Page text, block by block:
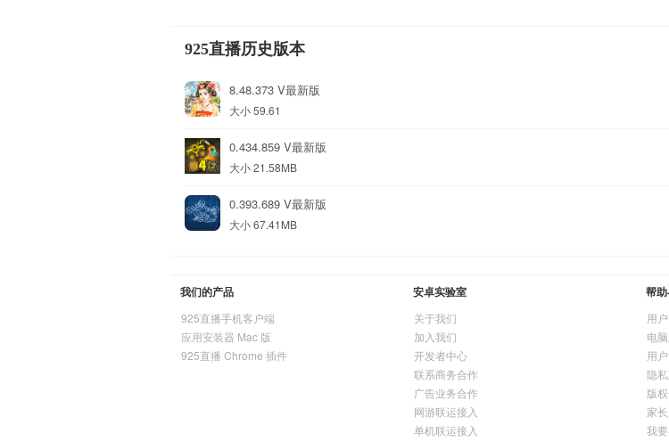
925直播历史版本
8.48.373 V最新版
大小 59.61
0.434.859 V最新版
大小 21.58MB
0.393.689 V最新版
大小 67.41MB
我们的产品
925直播手机客户端
应用安装器 Mac 版
925直播 Chrome 插件
安卓实验室
关于我们
加入我们
开发者中心
联系商务合作
广告业务合作
网游联运接入
单机联运接入
帮
用
电
用
隐
版
家
我